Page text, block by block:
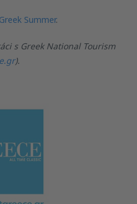
Summer.
s Greek National Tourism
).